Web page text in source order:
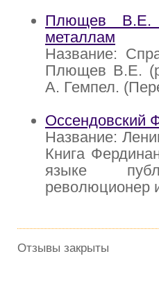
Плющев В.Е.
металлам
Название:
Плющев В.Е.
А. Гемпел.
Оссендовский
Название:
Книга
языке
революционер
Отзывы закрыты